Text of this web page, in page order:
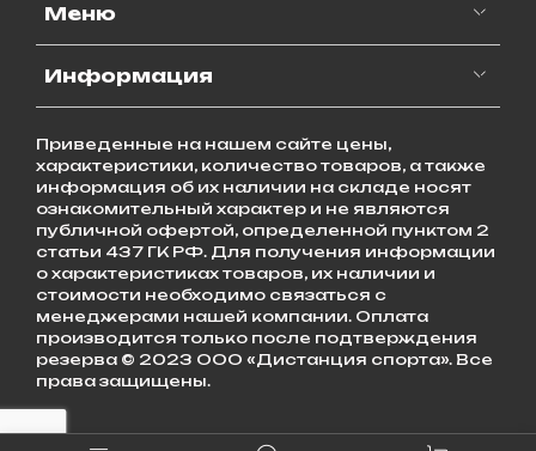
Меню
Информация
Приведенные на нашем сайте цены,
характеристики, количество товаров, а также
информация об их наличии на складе носят
ознакомительный характер и не являются
публичной офертой, определенной пунктом 2
статьи 437 ГК РФ. Для получения информации
о характеристиках товаров, их наличии и
стоимости необходимо связаться с
менеджерами нашей компании. Оплата
производится только после подтверждения
резерва © 2023 ООО «Дистанция спорта». Все
права защищены.